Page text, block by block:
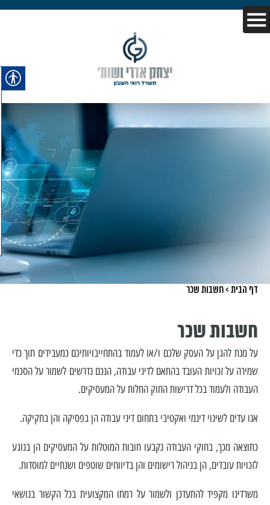
דף הבית >חשבות שכר
חשבות שכר
על מנת להגן על העסק שלכם ו/או לעמוד בהתחייבויותיכם כמעבידים תוך כדי
שמירה על זכויות העובד בהתאם לדיני עבודה, הנכם נדרשים לשמור על הסכמי
העבודה ולעמוד בכל דרישות החוק החלות על המעסיקים.
אנו עדים לשינוי דינמי ואקטיבי בתחום דיני עבודה הן בפסיקה והן בחקיקה.
כתוצאה מכך, בחוקי העבודה נקבעו חובות המוטלות על המעסיקים הן בנוגע
לזכויות עובדים, הן בניהול רישומים והן בדיווחים שוטפים ושנתיים למוסדות.
משרדינו מקפיד להתעדכן ולשמור על רמתו המקצועית בכל הקשור בנושאי